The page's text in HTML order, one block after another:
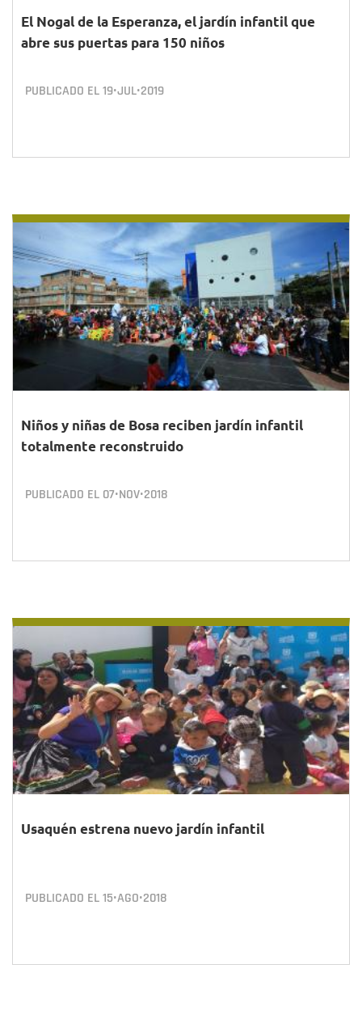
El Nogal de la Esperanza, el jardín infantil que
abre sus puertas para 150 niños
PUBLICADO EL19•JUL•2019
Niños y niñas de Bosa reciben jardín infantil
totalmente reconstruido
PUBLICADO EL 07•NOV•2018
Usaquén estrena nuevo jardín infantil
PUBLICADO EL15•AGO•2018